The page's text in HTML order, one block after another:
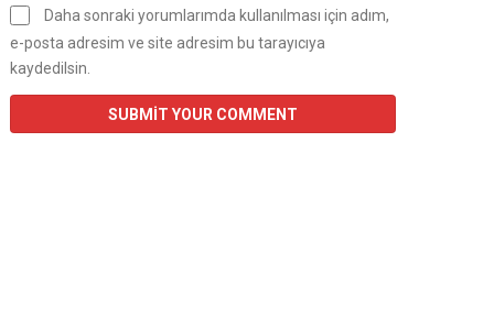
Daha sonraki yorumlarımda kullanılması için adım,
e-posta adresim ve site adresim bu tarayıcıya
kaydedilsin.